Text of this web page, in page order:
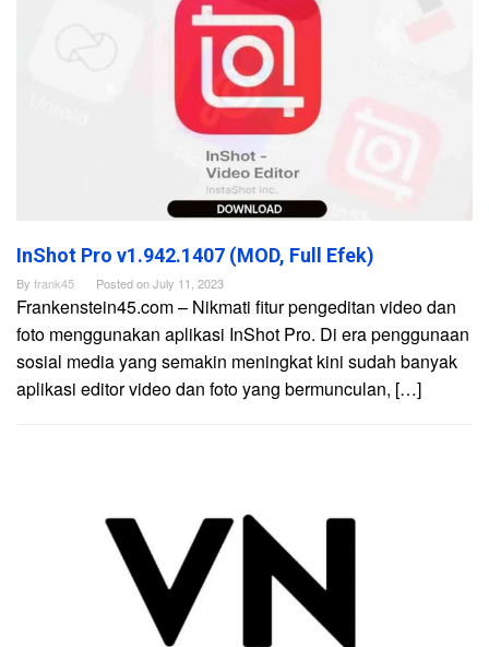
InShot Pro v1.942.1407 (MOD, Full Efek)
By frank45 Posted onJuly 11, 2023
Frankenstein45.com – Nikmati fitur pengeditan video dan
foto menggunakan aplikasi InShot Pro. Di era penggunaan
sosial media yang semakin meningkat kini sudah banyak
aplikasi editor video dan foto yang bermunculan, […]